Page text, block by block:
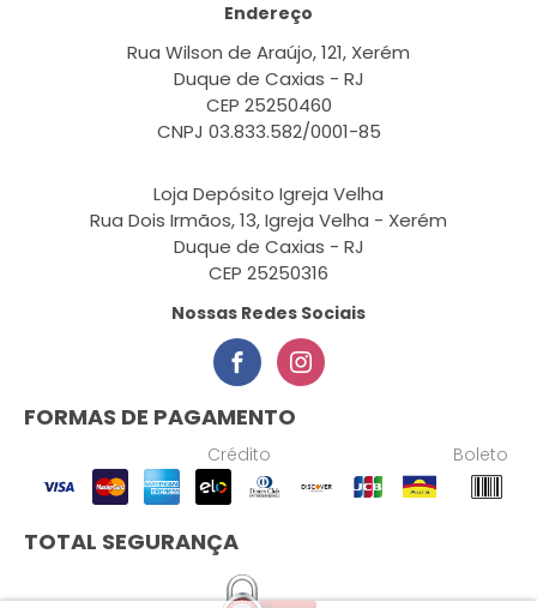
Endereço
Rua Wilson de Araújo, 121, Xerém
Duque de Caxias - RJ
CEP 25250460
CNPJ 03.833.582/0001-85
Loja Depósito Igreja Velha
Rua Dois Irmãos, 13, Igreja Velha - Xerém
Duque de Caxias - RJ
CEP 25250316
Nossas Redes Sociais
FORMAS DE PAGAMENTO
Crédito Boleto
TOTAL SEGURANÇA